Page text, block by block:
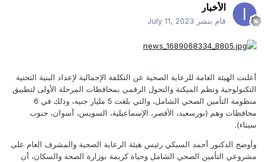
الأخبار
قام بنشر July 11, 2023
أعلنت الهيئة العامة للرعاية الصحية عن التكلفة الإجمالية لإعداد البنية التحتية
التكنولوجية ونظم الميكنة والتحول الرقمي بمحافظات المرحلة الأولى لتطبيق
منظومة التأمين الصحي الشامل، والتي بلغت 5 مليار جنيه، وذلك في 6
محافظات وهم (بورسعيد، الأقصر، الإسماعيلية، السويس، أسوان، جنوب
سيناء).
وأوضح الدكتور أحمد السبكي رئيس هيئة الرعاية الصحية والمشرف العام على
مشروعي التأمين الصحي الشامل وحياة كريمة بوزارة الصحة والسكان، أن